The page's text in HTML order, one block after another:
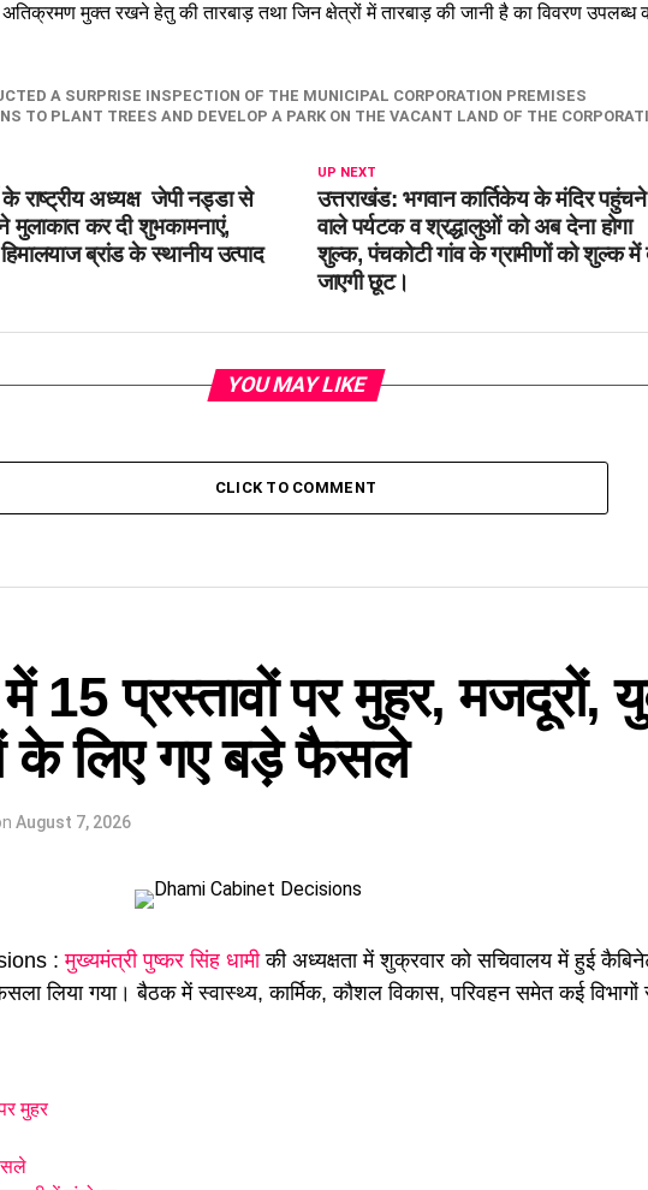
मुक्त रखने हेतु की तारबाड़ तथा जिन क्षेत्रों में तारबाड़ की जानी है का विवरण उपलब्ध
A SURPRISE INSPECTION OF THE MUNICIPAL CORPORATION PREMISES
TO PLANT TREES AND DEVELOP A PARK ON THE VACANT LAND OF THE
UP NEXT
उत्तराखंड: भगवान कार्तिकेय के मंदिर पहुंचने
वाले पर्यटक व श्रद्धालुओं को अब देना होगा
शुल्क, पंचकोटी गांव के ग्रामीणों को शुल्क में
जाएगी छूट।
के राष्ट्रीय अध्यक्ष जेपी नड्डा से
मुलाकात कर दी शुभकामनाएं,
ब्रांड के स्थानीय उत्पाद
YOU MAY LIKE
CLICK TO COMMENT
15 प्रस्तावों पर मुहर, मजदूरों,
के लिए गए बड़े फैसले
August 7, 2026
: मुख्यमंत्री पुष्कर सिंह धामीकी अध्यक्षता में शुक्रवार को सचिवालय में हुई
लिया गया। बैठक में स्वास्थ्य, कार्मिक, कौशल विकास, परिवहन समेत कई विभागों
मुहर